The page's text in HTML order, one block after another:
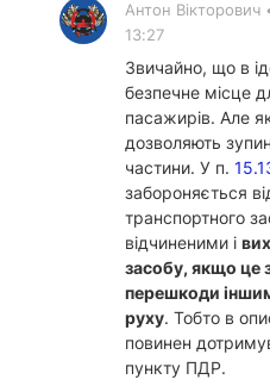
Антон Вікторович
13:27
Звичайно, що в
безпечне місце
пасажирів. Але
дозволяють
частини. У п.
забороняється
транспортного
відчиненими і
засобу, якщо це
перешкоди
руху. Тобто в
повинен
пункту ПДР.